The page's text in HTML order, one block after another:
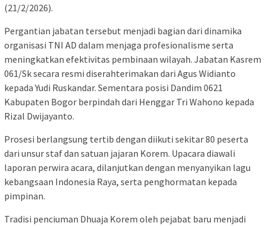
(21/2/2026).
Pergantian jabatan tersebut menjadi bagian dari dinamika
organisasi TNI AD dalam menjaga profesionalisme serta
meningkatkan efektivitas pembinaan wilayah. Jabatan Kasrem
061/Sk secara resmi diserahterimakan dari Agus Widianto
kepada Yudi Ruskandar. Sementara posisi Dandim 0621
Kabupaten Bogor berpindah dari Henggar Tri Wahono kepada
Rizal Dwijayanto.
Prosesi berlangsung tertib dengan diikuti sekitar 80 peserta
dari unsur staf dan satuan jajaran Korem. Upacara diawali
laporan perwira acara, dilanjutkan dengan menyanyikan lagu
kebangsaan Indonesia Raya, serta penghormatan kepada
pimpinan.
Tradisi penciuman Dhuaja Korem oleh pejabat baru menjadi